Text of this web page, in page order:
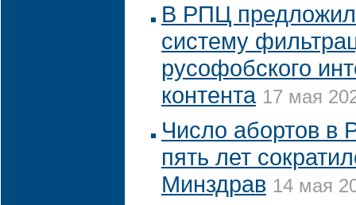
В РПЦ
систему
русофобского
контента 17 мая
Число абортов в
пять лет
Минздрав 14 мая